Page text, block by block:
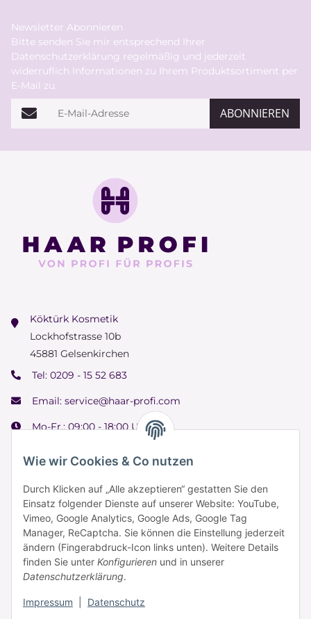
Wie wir Cookies & Co nutzen
Durch Klicken auf „Alle akzeptieren“ gestatten Sie den
Einsatz folgender Dienste auf unserer Website: YouTube,
Vimeo, Google Analytics, Google Ads, Google Tag
Manager, ReCaptcha. Sie können die Einstellung jederzeit
ändern (Fingerabdruck-Icon links unten). Weitere Details
finden Sie unter Konfigurieren und in unserer
Datenschutzerklärung.
Impressum Datenschutz
Newsletter Abonnieren
Bitte senden Sie mir entsprechend Ihrer
Datenschutzerklärung regelmäßig und jederzeit
widerruflich Informationen zu Ihrem Produktsortiment per
E-Mail zu.
E-Mail-Adresse ABONNIEREN
Köktürk Kosmetik
Lockhofstrasse 10b
45881 Gelsenkirchen
Tel: 0209 - 15 52 683
Email: service@haar-profi.com
Mo-Fr.: 09:00 - 18:00 Uhr
Samstag: 09:00 - 15:00 Uhr
Informationen
Zahlung & Versand